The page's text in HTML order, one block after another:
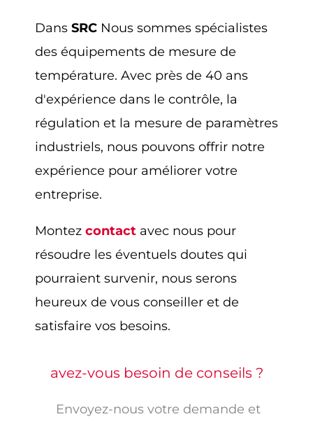
Dans SRC Nous sommes spécialistes
des équipements de mesure de
température. Avec près de 40 ans
d'expérience dans le contrôle, la
régulation et la mesure de paramètres
industriels, nous pouvons offrir notre
expérience pour améliorer votre
entreprise.
Montez contact avec nous pour
résoudre les éventuels doutes qui
pourraient survenir, nous serons
heureux de vous conseiller et de
satisfaire vos besoins.
avez-vous besoin de conseils ?
Envoyez-nous votre demande et